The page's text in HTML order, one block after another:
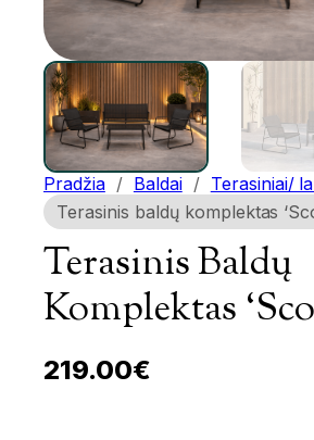
Pradžia / Baldai / Terasiniai/
Terasinis baldų komplektas
Terasinis Baldų
Komplektas
219.00€